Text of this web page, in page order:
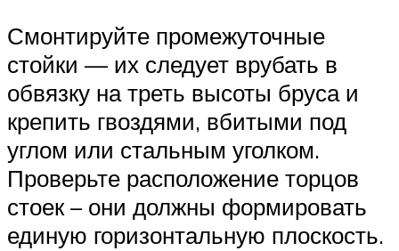
Смонтируйте промежуточные
стойки — их следует врубать в
обвязку на треть высоты бруса и
крепить гвоздями, вбитыми под
углом или стальным уголком.
Проверьте расположение торцов
стоек – они должны формировать
единую горизонтальную плоскость.